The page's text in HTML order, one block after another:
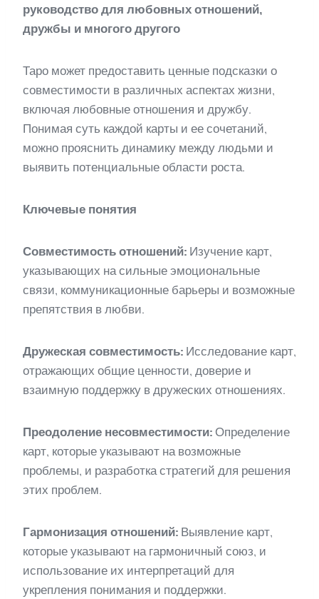
руководство для любовных отношений,
дружбы и многого другого
Таро может предоставить ценные подсказки о
совместимости в различных аспектах жизни,
включая любовные отношения и дружбу.
Понимая суть каждой карты и ее сочетаний,
можно прояснить динамику между людьми и
выявить потенциальные области роста.
Ключевые понятия
Совместимость отношений: Изучение карт,
указывающих на сильные эмоциональные
связи, коммуникационные барьеры и возможные
препятствия в любви.
Дружеская совместимость: Исследование карт,
отражающих общие ценности, доверие и
взаимную поддержку в дружеских отношениях.
Преодоление несовместимости: Определение
карт, которые указывают на возможные
проблемы, и разработка стратегий для решения
этих проблем.
Гармонизация отношений: Выявление карт,
которые указывают на гармоничный союз, и
использование их интерпретаций для
укрепления понимания и поддержки.